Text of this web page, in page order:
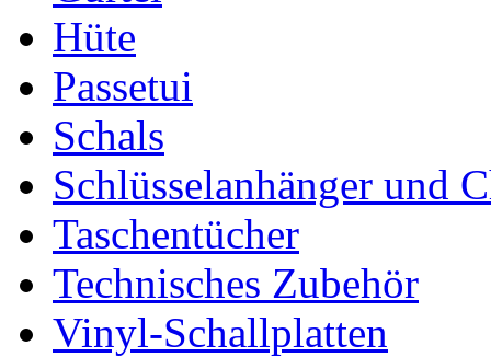
Hüte
Passetui
Schals
Schlüsselanhänger und
Taschentücher
Technisches Zubehör
Vinyl-Schallplatten